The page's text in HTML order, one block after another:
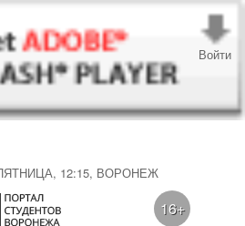
12:15, ВОРОНЕЖ
Войти
16+